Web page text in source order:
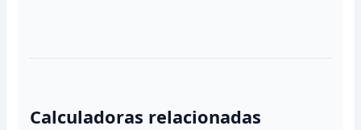
Calculadoras relacionadas